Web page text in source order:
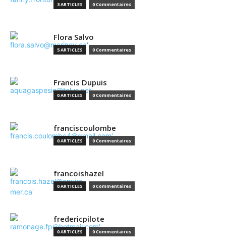
3 ARTICLES 0 Commentaires
Flora Salvo
5 ARTICLES 0 Commentaires
Francis Dupuis
0 ARTICLES 0 Commentaires
franciscoulombe
0 ARTICLES 0 Commentaires
francoishazel
0 ARTICLES 0 Commentaires
fredericpilote
0 ARTICLES 0 Commentaires